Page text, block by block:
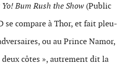
Yo! Bum Rush the Show (Pub­lic
se com­pare à Thor, et fait pleu­
ou au Prince Namor,
côtes », autrement dit la